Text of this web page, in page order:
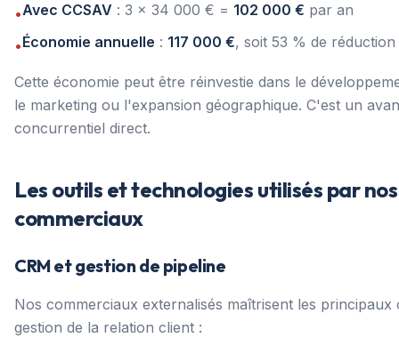
•Avec CCSAV : 3 x 34 000 € = 102 000 € par an
•Économie annuelle : 117 000 €, soit 53 % de réduction
Cette économie peut être réinvestie dans le
le marketing ou l'expansion géographique. C'est un
concurrentiel direct.
Les outils et technologies utilisés par nos
commerciaux
CRM et gestion de pipeline
Nos commerciaux externalisés maîtrisent les principaux
gestion de la relation client :